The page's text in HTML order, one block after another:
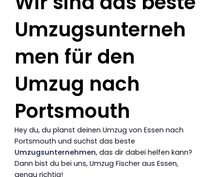
Umzugsunterneh
men für den
Umzug nach
Portsmouth
Hey du, du planst deinen Umzug von Essen nach
Portsmouth und suchst das beste
Umzugsunternehmen, das dir dabei helfen kann?
Dann bist du bei uns, Umzug Fischer aus Essen,
genau richtig!